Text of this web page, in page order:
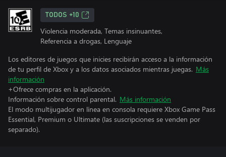
TODOS +10
Violencia moderada, Temas insinuantes,
Referencia a drogas, Lenguaje
Los editores de juegos que inicies recibirán acceso a la información
de tu perfil de Xbox y a los datos asociados mientras juegas. Más
información
+Ofrece compras en la aplicación.
Información sobre control parental. Más información
El modo multijugador en línea en consola requiere Xbox Game Pass
Essential, Premium o Ultimate (las suscripciones se venden por
separado).